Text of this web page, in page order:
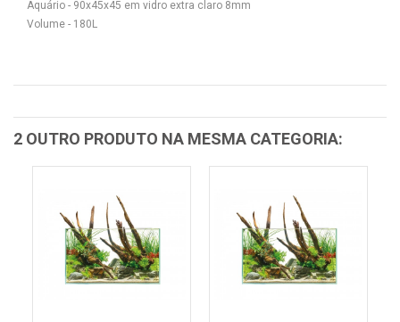
Aquário - 90x45x45 em vidro extra claro 8mm
Volume - 180L
2 OUTRO PRODUTO NA MESMA CATEGORIA: